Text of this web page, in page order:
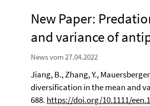
New Paper:
and variance of
News vom 27.04.2022
Jiang, B., Zhang, Y.,
diversification in the mean and
688. https://doi.org/10.1111/